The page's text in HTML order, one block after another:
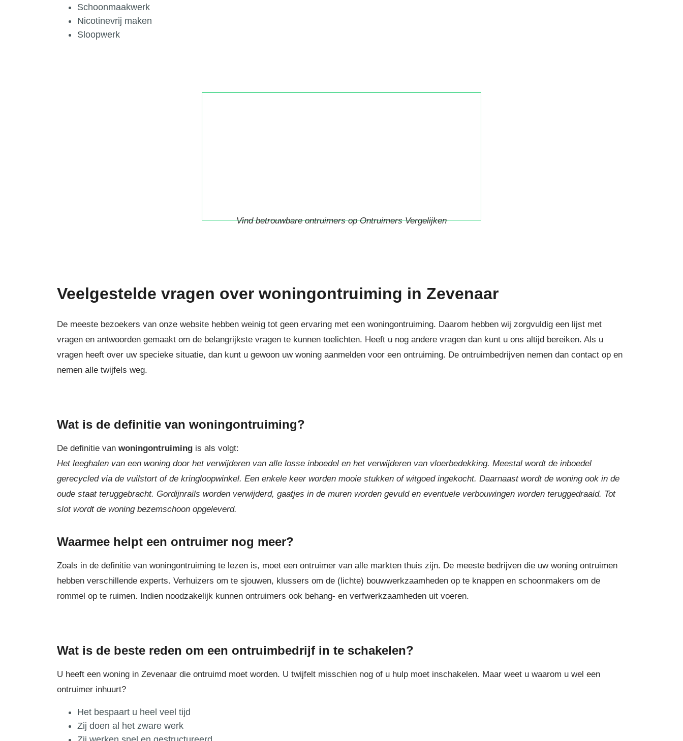
Schoonmaakwerk
Nicotinevrij maken
Sloopwerk
Vind betrouwbare ontruimers op Ontruimers Vergelijken
Veelgestelde vragen over woningontruiming in Zevenaar
De meeste bezoekers van onze website hebben weinig tot geen ervaring met een woningontruiming. Daarom hebben wij zorgvuldig een lijst met
vragen en antwoorden gemaakt om de belangrijkste vragen te kunnen toelichten. Heeft u nog andere vragen dan kunt u ons altijd bereiken. Als u
vragen heeft over uw specieke situatie, dan kunt u gewoon uw woning aanmelden voor een ontruiming. De ontruimbedrijven nemen dan contact op en
nemen alle twijfels weg.
Wat is de definitie van woningontruiming?
De definitie van woningontruiming is als volgt:
Het leeghalen van een woning door het verwijderen van alle losse inboedel en het verwijderen van vloerbedekking. Meestal wordt de inboedel
gerecycled via de vuilstort of de kringloopwinkel. Een enkele keer worden mooie stukken of witgoed ingekocht. Daarnaast wordt de woning ook in de
oude staat teruggebracht. Gordijnrails worden verwijderd, gaatjes in de muren worden gevuld en eventuele verbouwingen worden teruggedraaid. Tot
slot wordt de woning bezemschoon opgeleverd.
Waarmee helpt een ontruimer nog meer?
Zoals in de definitie van woningontruiming te lezen is, moet een ontruimer van alle markten thuis zijn. De meeste bedrijven die uw woning ontruimen
hebben verschillende experts. Verhuizers om te sjouwen, klussers om de (lichte) bouwwerkzaamheden op te knappen en schoonmakers om de
rommel op te ruimen. Indien noodzakelijk kunnen ontruimers ook behang- en verfwerkzaamheden uit voeren.
Wat is de beste reden om een ontruimbedrijf in te schakelen?
U heeft een woning in Zevenaar die ontruimd moet worden. U twijfelt misschien nog of u hulp moet inschakelen. Maar weet u waarom u wel een
ontruimer inhuurt?
Het bespaart u heel veel tijd
Zij doen al het zware werk